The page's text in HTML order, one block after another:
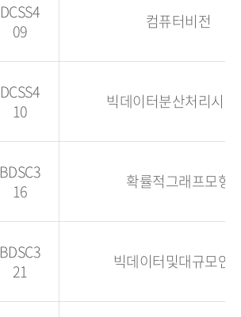
DCSS4
09
컴퓨터비전
DCSS4
10
빅데이터분산처리시
BDSC3
16
확률적그래프모형
BDSC3
21
빅데이터및대규모연